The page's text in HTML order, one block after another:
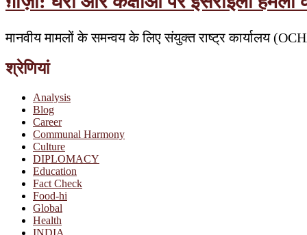
मानवीय मामलों के समन्वय के लिए संयुक्त राष्ट्र कार्यालय
श्रेणियां
Analysis
Blog
Career
Communal Harmony
Culture
DIPLOMACY
Education
Fact Check
Food-hi
Global
Health
INDIA